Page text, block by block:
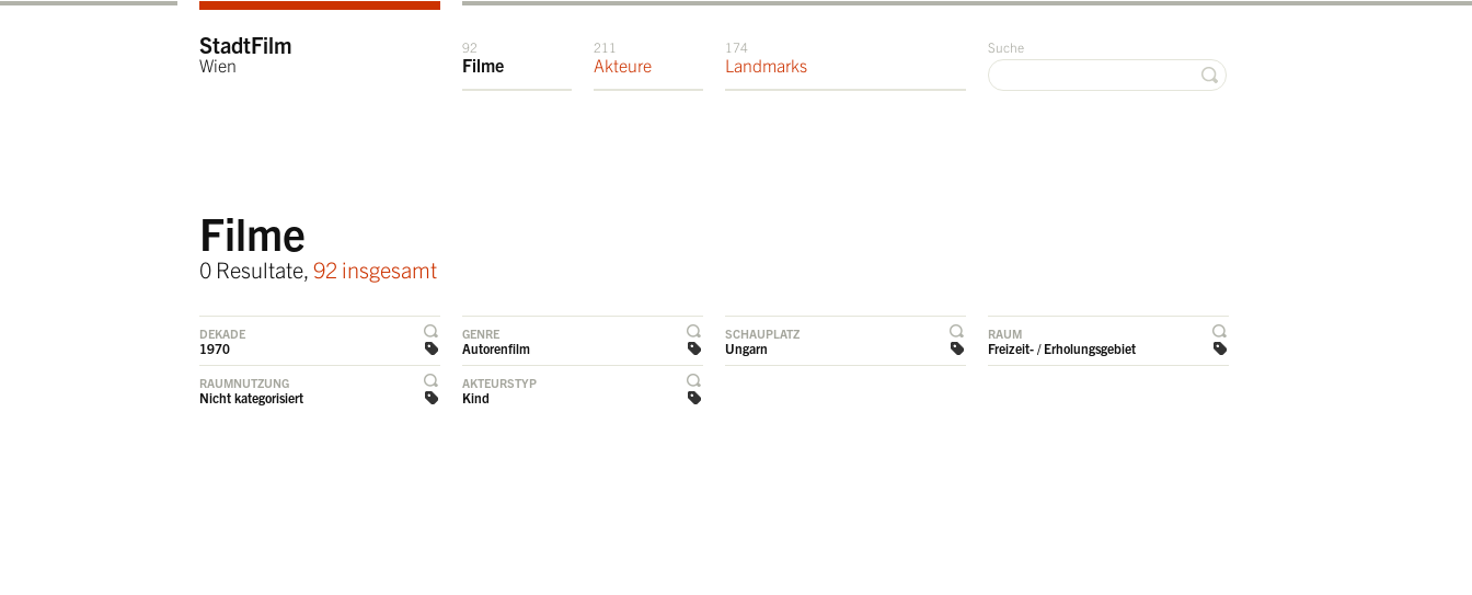
StadtFilm
Wien
92
Filme
211
Akteure
174
Landmarks
Suche
Filme
0 Resultate, 92 insgesamt
DEKADE
1970
GENRE
Autorenfilm
SCHAUPLATZ
Ungarn
RAUM
Freizeit- / Erholungsgebiet
RAUMNUTZUNG
Nicht kategorisiert
AKTEURSTYP
Kind